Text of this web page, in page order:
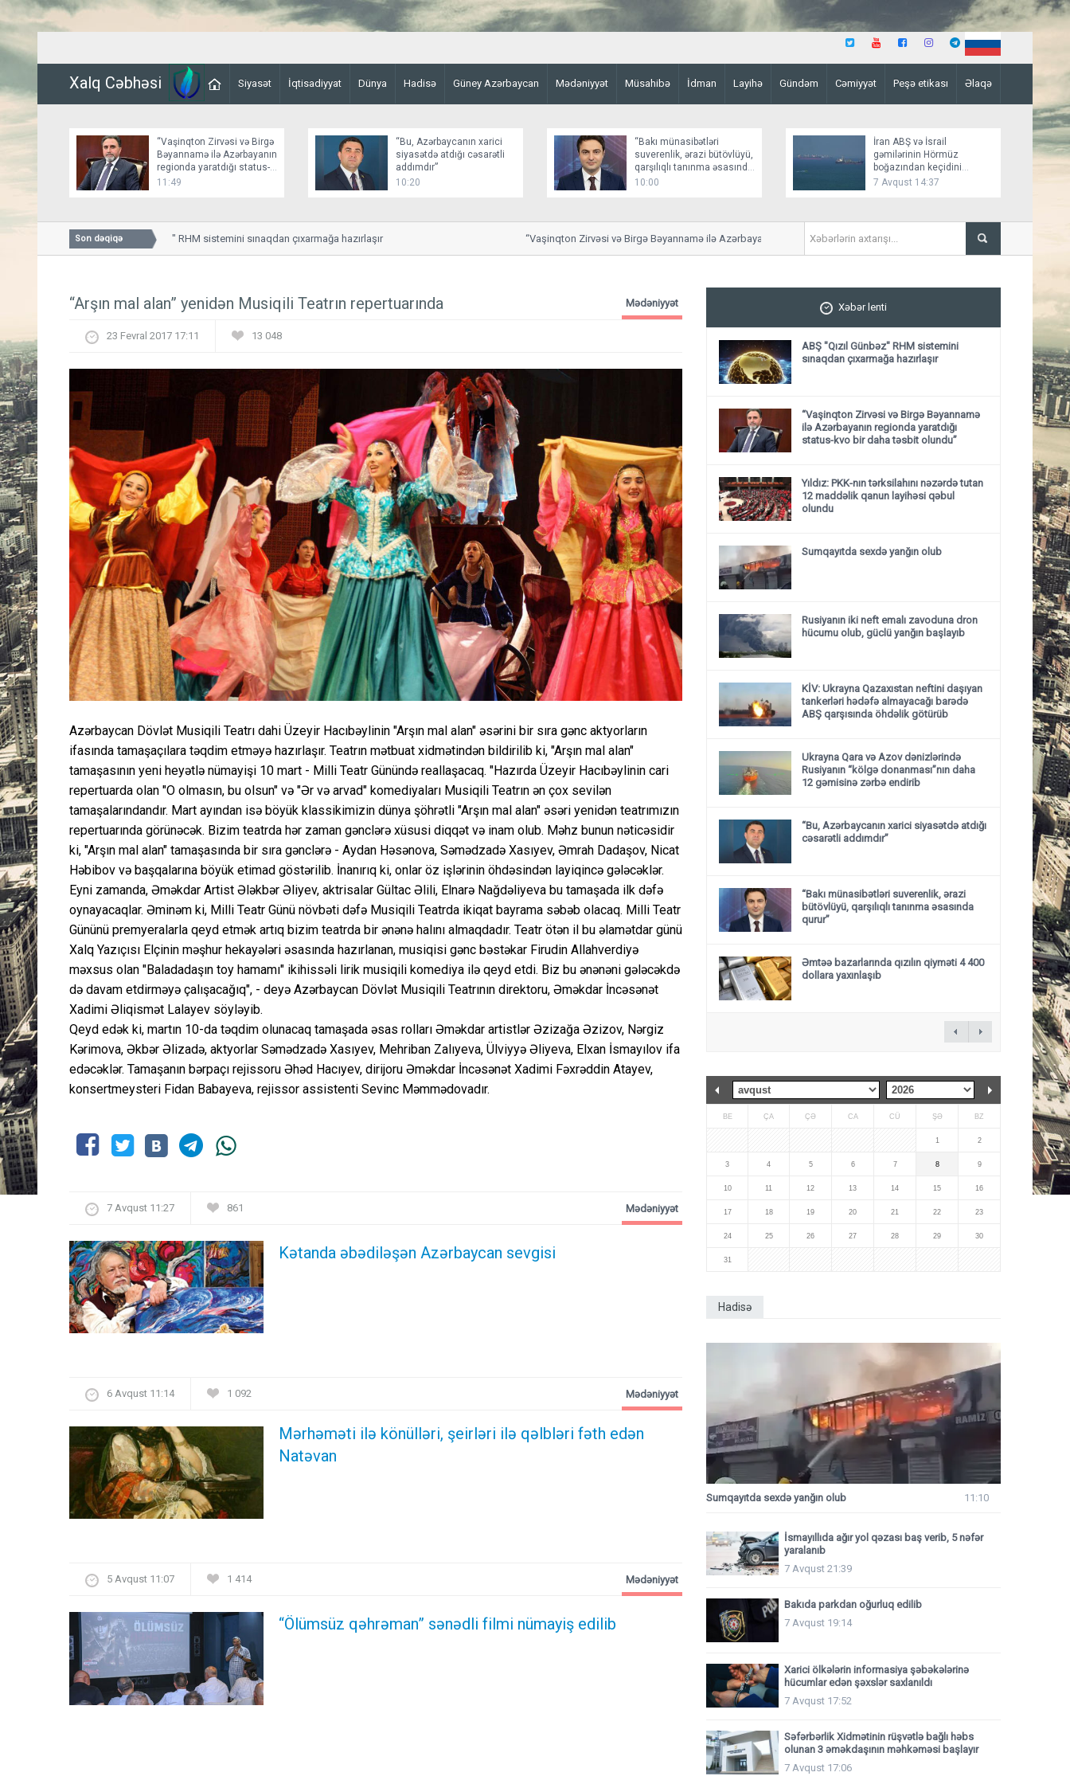
Xalq Cəbhəsi Siyasət İqtisadiyyat Dünya Hadisə Güney Azərbaycan Mədəniyyət Müsahibə İdman Layihə Gündəm Cəmiyyət Peşə etikası Əlaqə
“Vaşinqton Zirvəsi və Birgə
Bəyannamə ilə Azərbayanın
regionda yaratdığı status-
kvo bir daha təsbit olundu”
11:49
“Bu, Azərbaycanın xarici
siyasətdə atdığı cəsarətli
addımdır”
10:20
“Bakı münasibətləri
suverenlik, ərazi bütövlüyü,
qarşılıqlı tanınma əsasında
qurur”
10:00
İran ABŞ və İsrail
gəmilərinin Hörmüz
boğazından keçidini
bağlayır
7 Avqust 14:37
Son dəqiqə
ABŞ "Qızıl Günbəz" RHM sistemini sınaqdan çıxarmağa hazırlaşır
“Vaşinqton Zirvəsi və Birgə Bəyannamə ilə Azərbayanın regionda yaratdığı status-kvo bir daha
təsbit olundu”
Yıldız: PKK-nın
“Arşın mal alan” yenidən Musiqili Teatrın repertuarında Mədəniyyət
23 Fevral 2017 17:11 13 048
Azərbaycan Dövlət Musiqili Teatrı dahi Üzeyir Hacıbəylinin "Arşın mal alan" əsərini bir sıra gənc aktyorların
ifasında tamaşaçılara təqdim etməyə hazırlaşır. Teatrın mətbuat xidmətindən bildirilib ki, "Arşın mal alan"
tamaşasının yeni heyətlə nümayişi 10 mart - Milli Teatr Günündə reallaşacaq. "Hazırda Üzeyir Hacıbəylinin cari
repertuarda olan "O olmasın, bu olsun" və "Ər və arvad" komediyaları Musiqili Teatrın ən çox sevilən
tamaşalarındandır. Mart ayından isə böyük klassikimizin dünya şöhrətli "Arşın mal alan" əsəri yenidən teatrımızın
repertuarında görünəcək. Bizim teatrda hər zaman gənclərə xüsusi diqqət və inam olub. Məhz bunun nəticəsidir
ki, "Arşın mal alan" tamaşasında bir sıra gənclərə - Aydan Həsənova, Səmədzadə Xasıyev, Əmrah Dadaşov, Nicat
Həbibov və başqalarına böyük etimad göstərilib. İnanırıq ki, onlar öz işlərinin öhdəsindən layiqincə gələcəklər.
Eyni zamanda, Əməkdar Artist Ələkbər Əliyev, aktrisalar Gültac Əlili, Elnarə Nağdəliyeva bu tamaşada ilk dəfə
oynayacaqlar. Əminəm ki, Milli Teatr Günü növbəti dəfə Musiqili Teatrda ikiqat bayrama səbəb olacaq. Milli Teatr
Gününü premyeralarla qeyd etmək artıq bizim teatrda bir ənənə halını almaqdadır. Teatr ötən il bu əlamətdar günü
Xalq Yazıçısı Elçinin məşhur hekayələri əsasında hazırlanan, musiqisi gənc bəstəkar Firudin Allahverdiyə
məxsus olan "Baladadaşın toy hamamı" ikihissəli lirik musiqili komediya ilə qeyd etdi. Biz bu ənənəni gələcəkdə
də davam etdirməyə çalışacağıq", - deyə Azərbaycan Dövlət Musiqili Teatrının direktoru, Əməkdar İncəsənət
Xadimi Əliqismət Lalayev söyləyib.
Qeyd edək ki, martın 10-da təqdim olunacaq tamaşada əsas rolları Əməkdar artistlər Əzizağa Əzizov, Nərgiz
Kərimova, Əkbər Əlizadə, aktyorlar Səmədzadə Xasıyev, Mehriban Zalıyeva, Ülviyyə Əliyeva, Elxan İsmayılov ifa
edəcəklər. Tamaşanın bərpaçı rejissoru Əhəd Hacıyev, dirijoru Əməkdar İncəsənət Xadimi Fəxrəddin Atayev,
konsertmeysteri Fidan Babayeva, rejissor assistenti Sevinc Məmmədovadır.
7 Avqust 11:27 861
Kətanda əbədiləşən Azərbaycan sevgisi
Mədəniyyət
6 Avqust 11:14 1 092
Mərhəməti ilə könülləri, şeirləri ilə qəlbləri fəth edən
Natəvan
Mədəniyyət
5 Avqust 11:07 1 414
“Ölümsüz qəhrəman” sənədli filmi nümayiş edilib
Mədəniyyət
Xəbər lenti
ABŞ "Qızıl Günbəz" RHM sistemini
sınaqdan çıxarmağa hazırlaşır
“Vaşinqton Zirvəsi və Birgə Bəyannamə
ilə Azərbayanın regionda yaratdığı
status-kvo bir daha təsbit olundu”
Yıldız: PKK-nın tərksilahını nəzərdə tutan
12 maddəlik qanun layihəsi qəbul
olundu ​​​​​​​
Sumqayıtda sexdə yanğın olub
Rusiyanın iki neft emalı zavoduna dron
hücumu olub, güclü yanğın başlayıb
KİV: Ukrayna Qazaxıstan neftini daşıyan
tankerləri hədəfə almayacağı barədə
ABŞ qarşısında öhdəlik götürüb
Ukrayna Qara və Azov dənizlərində
Rusiyanın “kölgə donanması”nın daha
12 gəmisinə zərbə endirib
“Bu, Azərbaycanın xarici siyasətdə atdığı
cəsarətli addımdır”
“Bakı münasibətləri suverenlik, ərazi
bütövlüyü, qarşılıqlı tanınma əsasında
qurur”
Əmtəə bazarlarında qızılın qiyməti 4 400
dollara yaxınlaşıb
BE ÇA ÇƏ CA CÜ ŞƏ BZ
1 2
3 4 5 6 7 8 9
10 11 12 13 14 15 16
17 18 19 20 21 22 23
24 25 26 27 28 29 30
31
Hadisə
Sumqayıtda sexdə yanğın olub 11:10
İsmayıllıda ağır yol qəzası baş verib, 5 nəfər
yaralanıb
7 Avqust 21:39
Bakıda parkdan oğurluq edilib
7 Avqust 19:14
Xarici ölkələrin informasiya şəbəkələrinə
hücumlar edən şəxslər saxlanıldı
7 Avqust 17:52
Səfərbərlik Xidmətinin rüşvətlə bağlı həbs
olunan 3 əməkdaşının məhkəməsi başlayır
7 Avqust 17:06